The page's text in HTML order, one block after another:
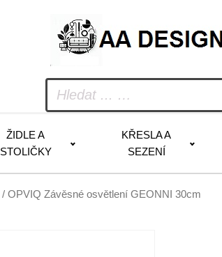
ŽIDLE A
STOLIČKY
KŘESLA A
SEZENÍ
/ OPVIQ Závěsné osvětlení GEONNI 30cm